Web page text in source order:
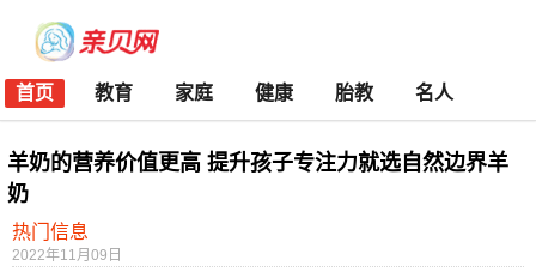
首页 教育 家庭 健康 胎教 名人
羊奶的营养价值更高 提升孩子专注力就选自然边界羊
奶
热门信息
2022年11月09日